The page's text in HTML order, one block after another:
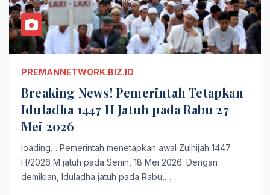
PREMANNETWORK.BIZ.ID
Breaking News! Pemerintah Tetapkan
Iduladha 1447 H Jatuh pada Rabu 27
Mei 2026
loading… Pemerintah menetapkan awal Zulhijah 1447
H/2026 M jatuh pada Senin, 18 Mei 2026. Dengan
demikian, Iduladha jatuh pada Rabu,…